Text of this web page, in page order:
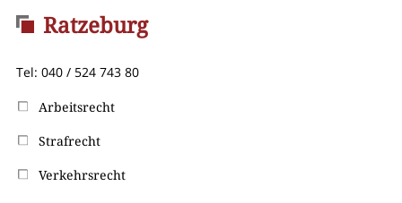
Ratzeburg
Tel: 040 / 524 743 80
Arbeitsrecht
Strafrecht
Verkehrsrecht